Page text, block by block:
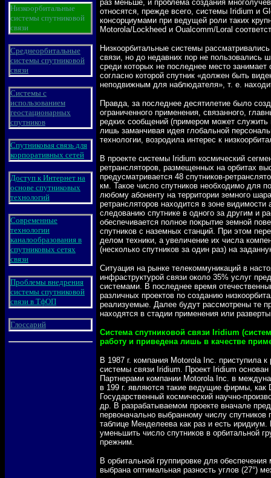
Низкоорбитальные
системы спутниковой
связи
Среднеорбитальные
системы спутниковой
связи
Системы с
использованием
геостационарных
спутников
Спутниковая связь для
корпоративных сетей
Доступ к Интернет на
основе спутниковых
технологий
Современные
технологии
каналообразования в
спутниковых сетях
связи
Проблемы внедрения
системы спутниковой
связи в ТфОП
Глоссарий
раз меньше, и проблема создания
относятся, прежде всего, системы Iridium и
консорциумами при ведущей роли таких
Motorola/Lockheed и Oualcomm/Loral
Низкоорбитальные системы
связи, но до недавних пор не пользовались
среди которых не последнее место
согласно которой спутник «должен быть
неподвижным для наблюдателя», т. е.
Правда, за последнее десятилетие было
ограниченного применения, связанного,
редких сообщений (примером может служить
лишь заманчивая идея глобальной
технологии, возродила интерес к
В проекте системы Iridium космический
ретрансляторов, размещенных на орбитах
предусматривается 48 спутников-
км. Такое число спутников необходимо для
любому абоненту на территории земного
ретрансляторов находится в зоне
следованию спутнике в одного за другим и
обеспечивается полное покрытие земной
спутников с наземных станций. При этом
делом техники, а увеличение их числа
(несколько спутников за один раз) на
Ситуация на рынке телекоммуникаций в
инфраструктурой связи около 35% услуг
системами. В последнее время
различных проектов по созданию
реализуемые. Далее будут рассмотрены те
находятся в стадии применения или
Система спутниковой связи Iridium
работу и приведена лишь в качестве
В 1987 г. компания Motorolа Inc. приступила к
системы связи Iridium. Проект Iridium
Партнерами компании Motorola Inc. в
в 199 г. являются такие ведущие фирмы,
Государственный космический научно-
др. В разрабатываемом проекте вначале
первоначально выбранному числу
таблице Менделеева как раз и есть
уменьшить число спутников в орбитальной
прежним.
В орбитальной группировке для
выбрана оптимальная разность углов (27°)